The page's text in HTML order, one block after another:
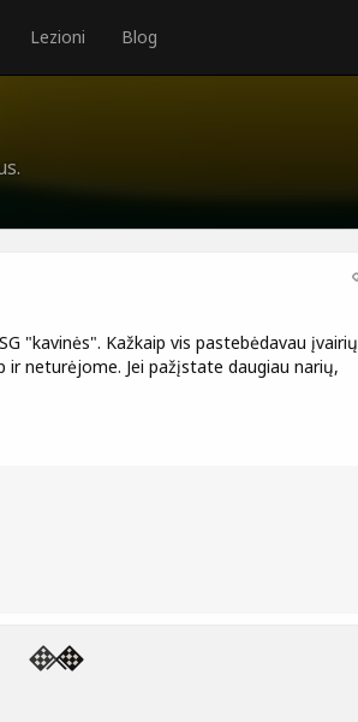
Lezioni Blog
"kavinės". Kažkaip vis pastebėdavau įvairių
ir neturėjome. Jei pažįstate daugiau narių,